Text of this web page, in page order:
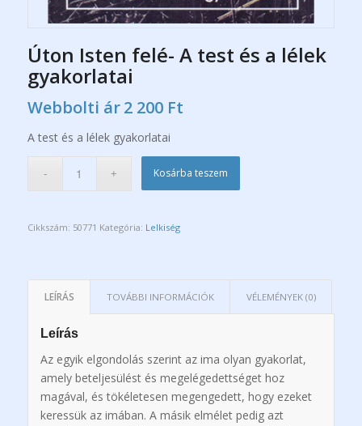
Úton Isten felé- A test és a lélek
gyakorlatai
Webbolti ár 2 200 Ft
A test és a lélek gyakorlatai
Kosárba teszem
Cikkszám: 50771 Kategória: Lelkiség
LEÍRÁS TOVÁBBI INFORMÁCIÓK VÉLEMÉNYEK (0)
Leírás
Az egyik elgondolás szerint az ima olyan gyakorlat,
amely beteljesülést és megelégedettséget hoz
magával, és tökéletesen megengedett, hogy ezeket
keressük az imában. A másik elmélet pedig azt